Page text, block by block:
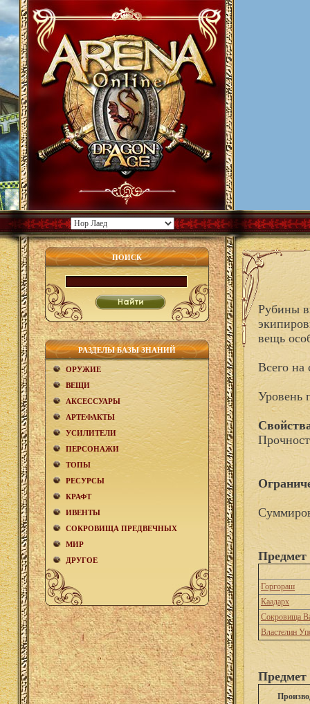
ПОИСК
РАЗДЕЛЫ БАЗЫ ЗНАНИЙ
ОРУЖИЕ
ВЕЩИ
АКCЕСCУАРЫ
АРТЕФАКТЫ
УСИЛИТЕЛИ
ПЕРСОНАЖИ
ТОПЫ
РЕСУРСЫ
КРАФТ
ИВЕНТЫ
СОКРОВИЩА ПРЕДВЕЧНЫХ
МИР
ДРУГОЕ
Рубины
вещь
Всего на
Уровень
Горгораш
Каадарх
Сокровища
Властелин
Предмет